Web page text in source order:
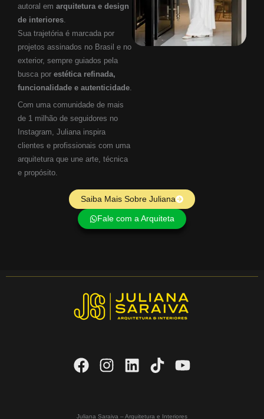
autoral em arquitetura e design
de interiores
Sua trajetória é marcada por
projetos assinados no Brasil e no
exterior, sempre guiados pela
busca por estética refinada,
funcionalidade e autenticidade
Com uma comunidade de mais
de 1 milhão de seguidores no
Instagram, Juliana inspira
clientes e profissionais com uma
arquitetura que une arte, técnica
e propósito.
Saiba Mais Sobre Juliana
Fale com a Arquiteta
Juliana Saraiva – Arquitetura e Interiores